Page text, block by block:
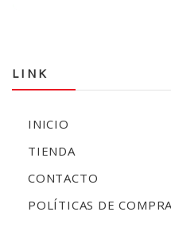
LINK
INICIO
TIENDA
CONTACTO
POLÍTICAS DE COMPRA